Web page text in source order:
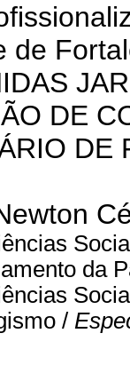
de
DE
DE
da
/